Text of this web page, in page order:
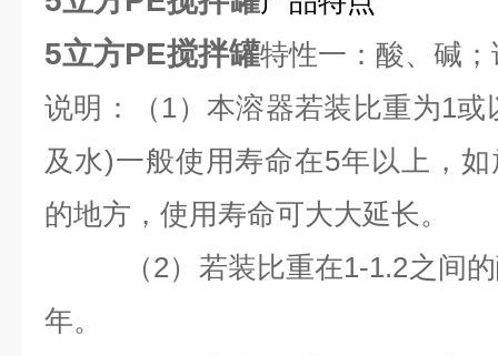
5立方PE搅拌罐特性一：酸、碱
说明：（1）本溶器若装比重为1
及水)一般使用寿命在5年以上，
的地方，使用寿命可大大延长。
（2）若装比重在1-1.2之间的
年。